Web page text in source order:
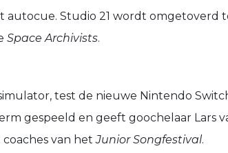
autocue. Studio 21 wordt omgetoverd
Space Archivists.
test de nieuwe Nintendo
gespeeld en geeft goochelaar Lars
coaches van hetJunior Songfestival.